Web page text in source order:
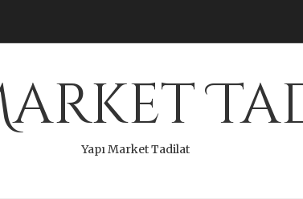
Yapı Market Tadilat